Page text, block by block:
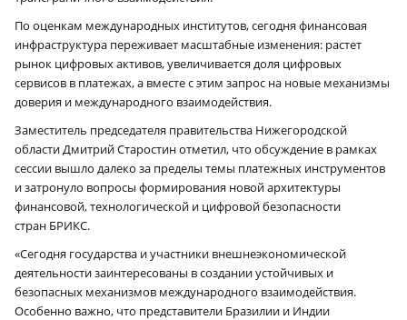
По оценкам международных институтов, сегодня финансовая
инфраструктура переживает масштабные изменения: растет
рынок цифровых активов, увеличивается доля цифровых
сервисов в платежах, а вместе с этим запрос на новые механизмы
доверия и международного взаимодействия.
Заместитель председателя правительства Нижегородской
области Дмитрий Старостин отметил, что обсуждение в рамках
сессии вышло далеко за пределы темы платежных инструментов
и затронуло вопросы формирования новой архитектуры
финансовой, технологической и цифровой безопасности
стран БРИКС.
«Сегодня государства и участники внешнеэкономической
деятельности заинтересованы в создании устойчивых и
безопасных механизмов международного взаимодействия.
Особенно важно, что представители Бразилии и Индии